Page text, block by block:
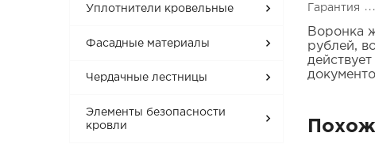
Уплотнители кровельные
Фасадные материалы
Чердачные лестницы
Элементы безопасности
кровли
Гарантия
Воронка
рублей,